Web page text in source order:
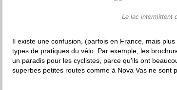
Le lac intermittent
Il existe une confusion, (parfois en France, mais
types de pratiques du vélo. Par exemple, les
un paradis pour les cyclistes, parce qu'ils ont
superbes petites routes comme à Nova Vas ne sont